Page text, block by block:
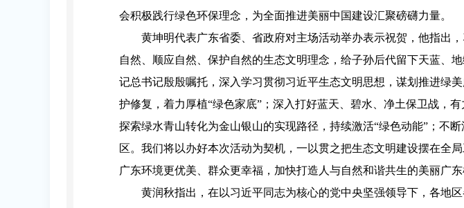
会积极践行绿色环保理念，为全面推进美丽中国建设汇聚磅礴力量。
黄坤明代表广东省委、省政府对主场活动举办表示祝贺，他指出
自然、顺应自然、保护自然的生态文明理念，给子孙后代留下天蓝、
记总书记殷殷嘱托，深入学习贯彻习近平生态文明思想，谋划推进绿
护修复，着力厚植“绿色家底”；深入打好蓝天、碧水、净土保卫战，
探索绿水青山转化为金山银山的实现路径，持续激活“绿色动能”；不
区。我们将以办好本次活动为契机，一以贯之把生态文明建设摆在全
广东环境更优美、群众更幸福，加快打造人与自然和谐共生的美丽广东
黄润秋指出，在以习近平同志为核心的党中央坚强领导下，各地